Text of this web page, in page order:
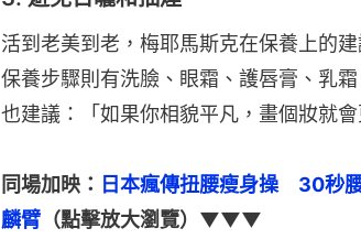
活到老美到老，梅耶馬斯克在保養上的
保養步驟則有洗臉、眼霜、護唇膏、乳
也建議：「如果你相貌平凡，畫個妝就會
同場加映： 日本瘋傳扭腰瘦身操　30秒
麟臂 （點擊放大瀏覽）▼▼▼